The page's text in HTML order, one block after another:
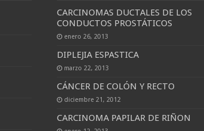
CARCINOMAS DUCTALES DE LOS
CONDUCTOS PROSTÁTICOS
enero 26, 2013
DIPLEJIA ESPASTICA
marzo 22, 2013
CÁNCER DE COLÓN Y RECTO
diciembre 21, 2012
CARCINOMA PAPILAR DE RIÑON